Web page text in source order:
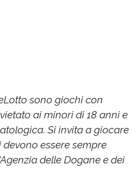
sono giochi con
ai minori di 18 anni e
Si invita a giocare
essere sempre
delle Dogane e dei